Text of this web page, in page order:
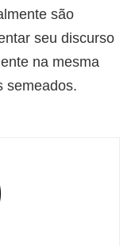
são
seu discurso
na mesma
semeados.